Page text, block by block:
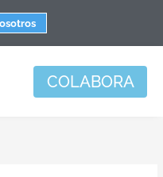
COLABORA